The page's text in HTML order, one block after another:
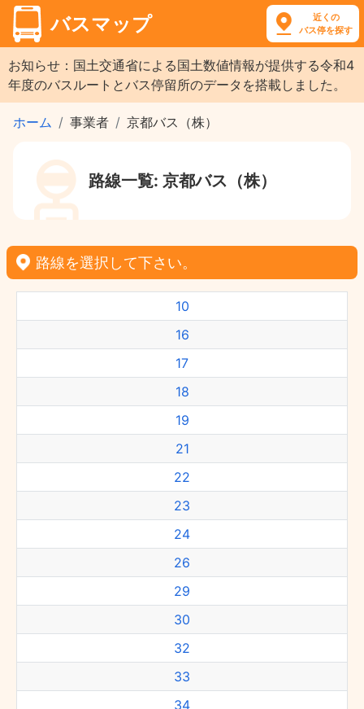
バスマップ
近くの
バス停を探す
お知らせ：国土交通省による国土数値情報が提供する令和4
年度のバスルートとバス停留所のデータを搭載しました。
ホーム 事業者 京都バス（株）
路線一覧: 京都バス（株）
路線を選択して下さい。
10
16
17
18
19
21
22
23
24
26
29
30
32
33
34